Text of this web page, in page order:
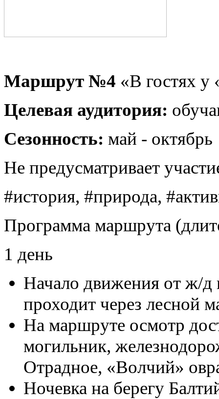
Маршрут №4 «В гостях у
Целевая аудитория:
Сезонность: май - октябрь
Не предусматривает
#история, #природа,
Программа маршрута
1 день
Начало движения от ж/д
проходит через лесной
На маршруте осмотр
могильник,
Отрадное, «Волчий»
Ночевка на берегу